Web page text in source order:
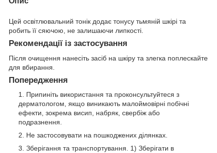
Цей освітлювальний тонік додає тонусу тьмяній шкірі та
робить її сяючою, не залишаючи липкості.
Рекомендації із застосування
Після очищення нанесіть засіб на шкіру та злегка поплескайте
для вбирання.
Попередження
Припиніть використання та проконсультуйтеся з
дерматологом, якщо виникають малоймовірні побічні
ефекти, зокрема висип, набряк, свербіж або
подразнення.
Не застосовувати на пошкоджених ділянках.
Зберігання та транспортування. 1) Зберігати в